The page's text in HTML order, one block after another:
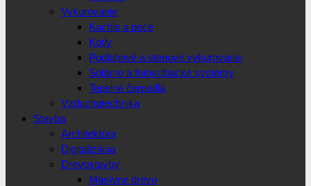
Vykurovanie
Kachle a pece
Kotly
Podlahové a stenové vykurovanie
Solárne a fotovoltaické systémy
Tepelné čerpadlá
Vzduchotechnika
Stavba
Architektúra
Digitalizácia
Drevostavby
Masívne drevo